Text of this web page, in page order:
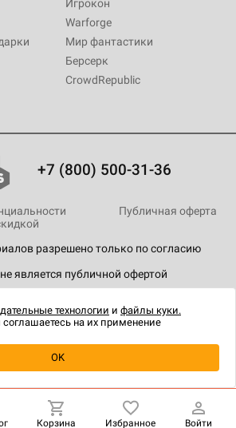
Купить| 2 490 ₽
Игрокон
Warforge
Мир фантастики
Берсерк
CrowdRepublic
+7 (800) 500-31-36
разрешено только по согласию
является публичной офертой
Публичная оферта
Корзина Избранное Войти
технологии и файлы куки.
на их применение
OK